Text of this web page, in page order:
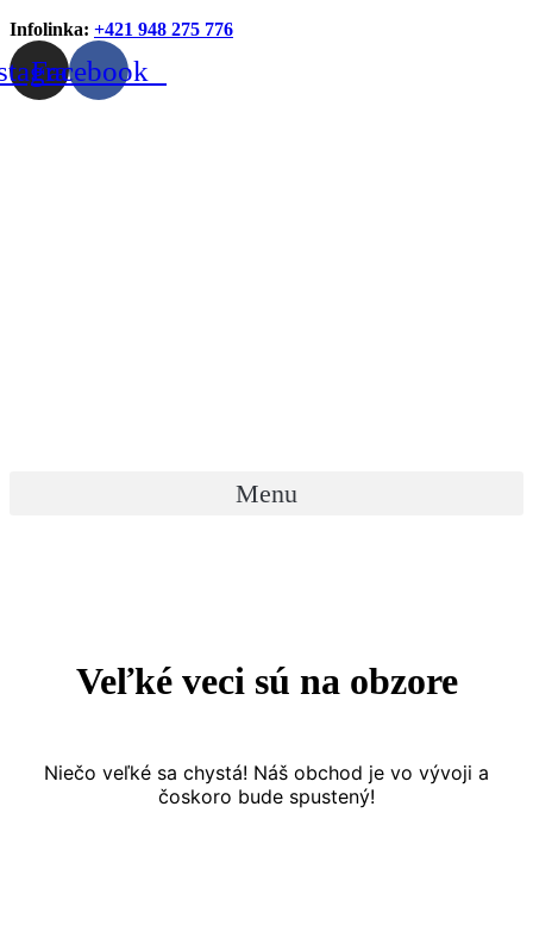
Infolinka: +421 948 275 776
Facebook
Menu
Veľké veci sú na obzore
Niečo veľké sa chystá! Náš obchod je vo vývoji a
čoskoro bude spustený!